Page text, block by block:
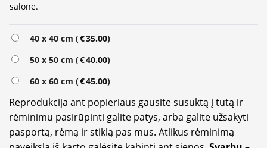
salone.
40 x 40 cm (€35.00)
50 x 50 cm (€40.00)
60 x 60 cm (€45.00)
Reprodukcija ant popieriaus gausite susuktą į tutą ir
rėminimu pasirūpinti galite patys, arba galite užsakyti
pasportą, rėmą ir stiklą pas mus. Atlikus rėminimą
Alternative: